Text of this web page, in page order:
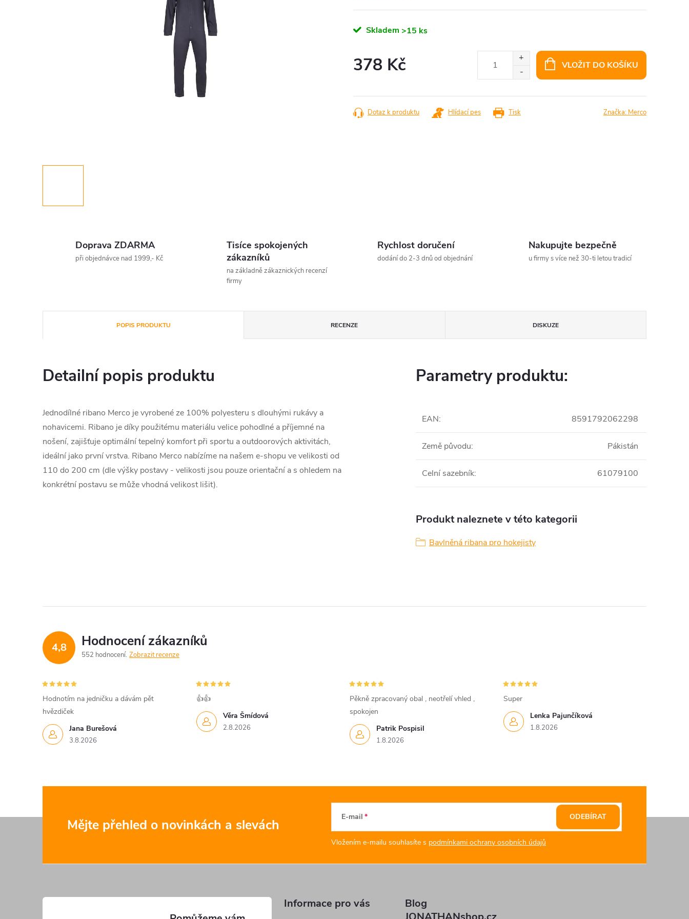
Skladem >15 ks
378 Kč VLOŽIT DO KOŠÍKU
Tisk
Dotaz k produktu Hlídací pes Značka: Merco
Doprava ZDARMA
při objednávce nad 1999,- Kč
Tisíce spokojených
zákazníků
na základně zákaznických recenzí
firmy
Rychlost doručení
dodání do 2-3 dnů od objednání
Nakupujte bezpečně
u firmy s více než 30-ti letou tradicí
POPIS PRODUKTU RECENZE DISKUZE
Detailní popis produktu
Jednodílné ribano Merco je vyrobené ze 100% polyesteru s dlouhými rukávy a
nohavicemi. Ribano je díky použitému materiálu velice pohodlné a příjemné na
nošení, zajišťuje optimální tepelný komfort při sportu a outdoorových aktivitách,
ideální jako první vrstva. Ribano Merco nabízíme na našem e-shopu ve velikosti od
110 do 200 cm (dle výšky postavy - velikosti jsou pouze orientační a s ohledem na
konkrétní postavu se může vhodná velikost lišit).
Parametry produktu:
EAN: 8591792062298
Země původu: Pákistán
Celní sazebník: 61079100
Produkt naleznete v této kategorii
Bavlněná ribana pro hokejisty
4,8 Hodnocení zákazníků
552 hodnocení Zobrazit recenze
Jana Burešová
3.8.2026
Hodnotím na jedničku a dávám pět
hvězdiček
Věra Šmídová
2.8.2026
👍👍
Patrik Pospisil
1.8.2026
Pěkně zpracovaný obal , neotřelí vhled ,
spokojen
Lenka Pajunčíková
1.8.2026
Super
Mějte přehled o novinkách a slevách E-mail
Vložením e-mailu souhlasíte s podmínkami ochrany osobních údajů
ODEBÍRAT
Informace pro vás
Blog